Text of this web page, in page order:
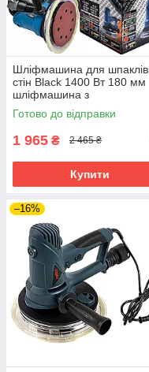
Шліфмашина для
стін Black 1400 Вт 180 мм
шліфмашина з
пилозбірником для стелі
шліфмашина для стін
Готово до відправки
1 965 ₴ 2 465 ₴
Купити
–16%